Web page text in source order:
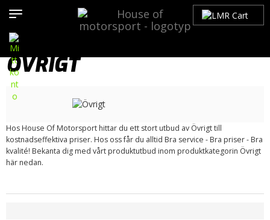
>Bilmärken>Saab >9-5>9-5 (2010-2012)>
Motor / Tillbehör
ÖVRIGT
Hos House Of Motorsport hittar du ett stort utbud av Övrigt till
kostnadseffektiva priser. Hos oss får du alltid Bra service - Bra priser - Bra
kvalité! Bekanta dig med vårt produktutbud inom produktkategorin Övrigt
här nedan.